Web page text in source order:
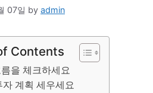
07일 by admin
Contents
을 체크하세요
자 계획 세우세요